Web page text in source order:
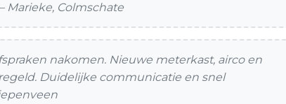
Marieke, Colmschate
nakomen. Nieuwe meterkast, airco en
Duidelijke communicatie en snel